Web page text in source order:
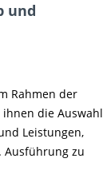
und
Rahmen der
die Auswahl
Leistungen,
Ausführung zu